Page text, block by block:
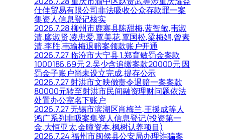
仕佳贸易有限公司非法吸收公众存款罪一案
集资人信息登记核实
2026.7.28 柳州市鹿寨县陈甜梅,蓝智敏,韦淑
清,廖淑贤,凌忠爱,覃美花,覃国松,梁梅娟,曾素
清,李胜,韦瑜梅退赔案领款账户开通
2026.7.27 临汾市大宁县 1.郑育敏罚金案款
1000186.69元 2.吴少含追缴案款20000元 因
罚金子账户尚未设立完成,提存公示
2026.7.27 射洪市文映傚责令退赔一案案款
80000元转至射洪市民间融资理财问题依法
处置办公室名下账户
2026.7.27 无锡市滨湖区肖梅兰,王援成等人
鸿广系列非吸案集资人信息登记(投资第一
金,大恒亚太,金曈资本,枫树认养项目)
2026.7.24 福州市闽侯县公安局办理诈骗案